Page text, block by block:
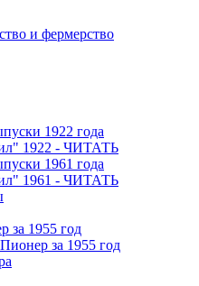
и фермерство
1922 года
1922 - ЧИТАТЬ
1961 года
1961 - ЧИТАТЬ
за 1955 год
за 1955 год